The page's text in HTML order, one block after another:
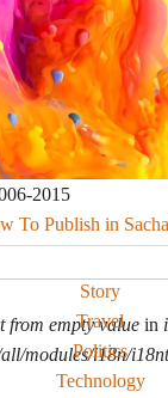
2015
To Publish in
Story
Travel
Politics
Technology
from empty valuein
modules/i18n/